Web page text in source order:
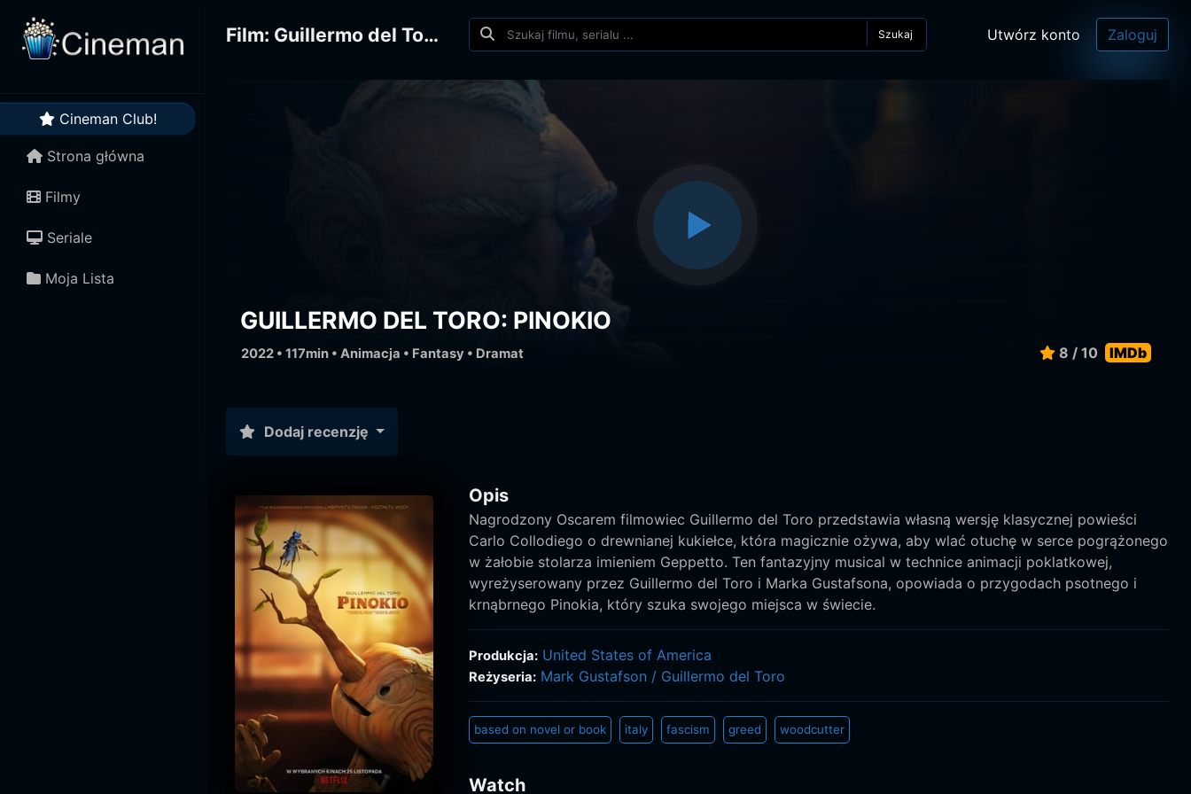
Cineman Club!
Strona główna
Filmy
Seriale
Moja Lista
Film: Guillermo del Toro's Pinocchio Szukaj Utwórz konto Zaloguj
GUILLERMO DEL TORO: PINOKIO
2022 • 117min • Animacja • Fantasy • Dramat 8 / 10 IMDb
Dodaj recenzję
Opis
Nagrodzony Oscarem filmowiec Guillermo del Toro przedstawia własną wersję klasycznej powieści
Carlo Collodiego o drewnianej kukiełce, która magicznie ożywa, aby wlać otuchę w serce pogrążonego
w żałobie stolarza imieniem Geppetto. Ten fantazyjny musical w technice animacji poklatkowej,
wyreżyserowany przez Guillermo del Toro i Marka Gustafsona, opowiada o przygodach psotnego i
krnąbrnego Pinokia, który szuka swojego miejsca w świecie.
Produkcja: United States of America
Reżyseria: Mark Gustafson / Guillermo del Toro
based on novel or book italy fascism greed woodcutter
Watch